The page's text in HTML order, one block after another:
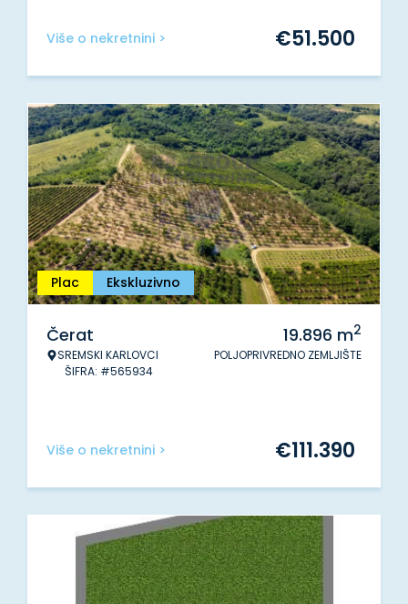
Više o nekretnini > €51.500
Plac Ekskluzivno
Čerat
SREMSKI KARLOVCI
ŠIFRA: #565934
19.896 m2
POLJOPRIVREDNO ZEMLJIŠTE
Više o nekretnini > €111.390